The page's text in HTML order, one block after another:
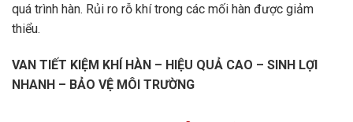
quá trình hàn. Rủi ro rỗ khí trong các mối hàn được giảm
thiểu.
VAN TIẾT KIỆM KHÍ HÀN – HIỆU QUẢ CAO – SINH LỢI
NHANH – BẢO VỆ MÔI TRƯỜNG